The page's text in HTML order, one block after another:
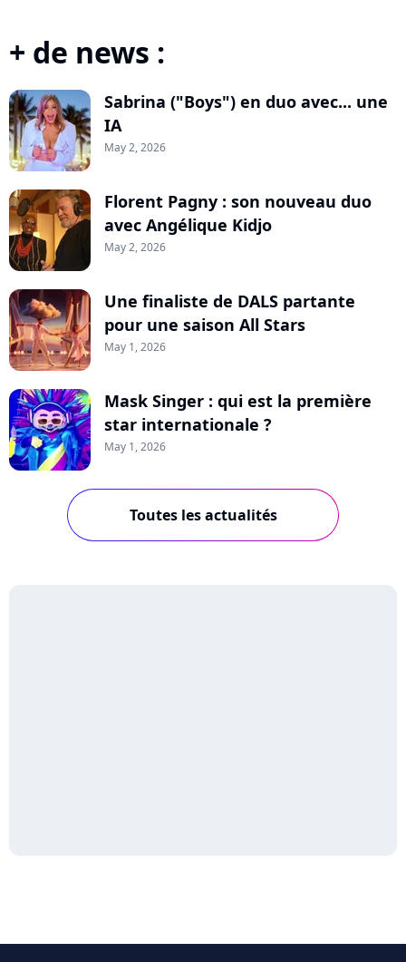
+ de news :
Sabrina ("Boys") en duo avec... une
IA
May 2, 2026
Florent Pagny : son nouveau duo
avec Angélique Kidjo
May 2, 2026
Une finaliste de DALS partante
pour une saison All Stars
May 1, 2026
Mask Singer : qui est la première
star internationale ?
May 1, 2026
Toutes les actualités